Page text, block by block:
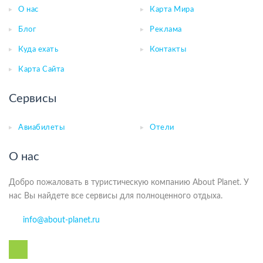
О нас Карта Мира
Блог Реклама
Куда ехать Контакты
Карта Сайта
Сервисы
Авиабилеты Отели
О нас
Добро пожаловать в туристическую компанию About Planet. У
нас Вы найдете все сервисы для полноценного отдыха.
info@about-planet.ru